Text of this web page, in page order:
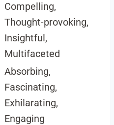
Compelling,
Thought-provoking,
Insightful,
Multifaceted
Absorbing,
Fascinating,
Exhilarating,
Engaging